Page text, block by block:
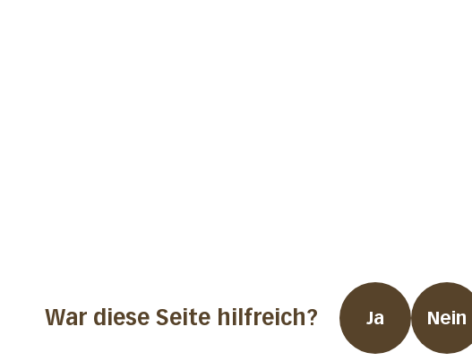
War diese Seite hilfreich? Ja Nein